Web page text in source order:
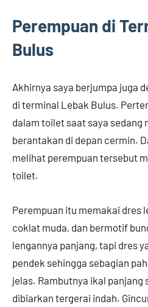
Perempuan di
Bulus
Akhirnya saya berjumpa juga
di terminal Lebak Bulus.
dalam toilet saat saya sedang
berantakan di depan cermin.
melihat perempuan tersebut
toilet.
Perempuan itu memakai dres
coklat muda, dan bermotif
lengannya panjang, tapi dres
pendek sehingga sebagian
jelas. Rambutnya ikal panjang
dibiarkan tergerai indah.